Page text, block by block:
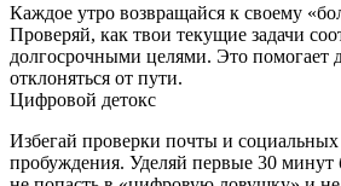
Каждое утро возвращайся к своему
Проверяй, как твои текущие задачи
долгосрочными целями. Это помогает
отклоняться от пути.
Цифровой детокс
Избегай проверки почты и социальных
пробуждения. Уделяй первые 30 минут